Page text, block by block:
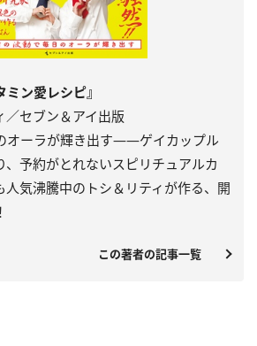
ミン愛レシピ』
／セブン＆アイ出版
オーラが輝き出す――ゲイカップル
、予約がとれないスピリチュアルカ
人気沸騰中のトシ＆リティが作る、開
この著者の記事一覧